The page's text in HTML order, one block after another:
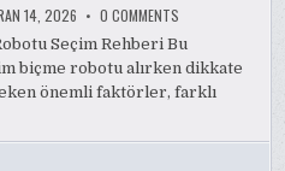
14, 2026 0 COMMENTS
BICME
ROBOTU
SECIM
REHBERI
Seçim Rehberi Bu
biçme robotu alırken dikkate
önemli faktörler, farklı